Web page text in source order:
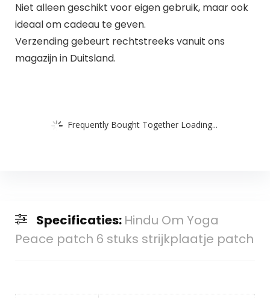
Niet alleen geschikt voor eigen gebruik, maar ook
ideaal om cadeau te geven.
Verzending gebeurt rechtstreeks vanuit ons
magazijn in Duitsland.
Frequently Bought Together Loading...
Specificaties: Hindu Om Yoga
Peace patch 6 stuks strijkplaatje patch